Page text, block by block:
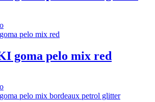
goma pelo mix red